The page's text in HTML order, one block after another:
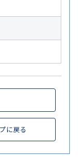
に戻る